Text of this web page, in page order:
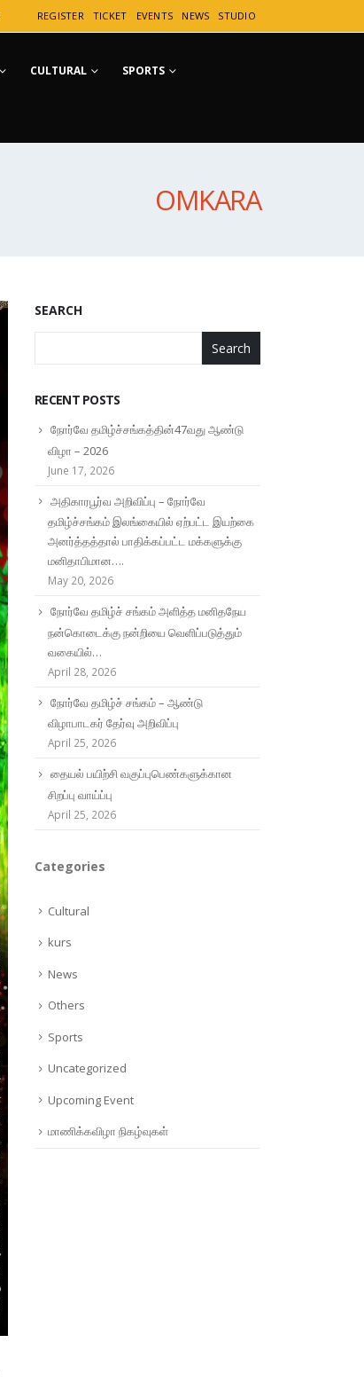
REGISTER TICKET EVENTS NEWS STUDIO
CULTURAL SPORTS
OMKARA
SEARCH
Search
RECENT POSTS
நோர்வே தமிழ்ச்சங்கத்தின்47வது ஆண்டு
விழா – 2026
June 17, 2026
அதிகாரபூர்வ அறிவிப்பு – நோர்வே
தமிழ்ச்சங்கம் இலங்கையில் ஏற்பட்ட இயற்கை
அனர்த்தத்தால் பாதிக்கப்பட்ட மக்களுக்கு
மனிதாபிமான….
May 20, 2026
நோர்வே தமிழ்ச் சங்கம் அளித்த மனிதநேய
நன்கொடைக்கு நன்றியை வெளிப்படுத்தும்
வகையில்…
April 28, 2026
நோர்வே தமிழ்ச் சங்கம் – ஆண்டு
விழாபாடகர் தேர்வு அறிவிப்பு
April 25, 2026
தையல் பயிற்சி வகுப்புபெண்களுக்கான
சிறப்பு வாய்ப்பு
April 25, 2026
Categories
Cultural
kurs
News
Others
Sports
Uncategorized
Upcoming Event
மாணிக்கவிழா நிகழ்வுகள்